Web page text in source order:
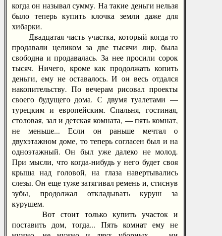
когда он называл сумму. На такие деньги нельзя
было теперь купить клочка земли даже для
хибарки.
Двадцатая часть участка, который когда-то
продавали целиком за две тысячи лир, была
свободна и продавалась. За нее просили сорок
тысяч. Ничего, кроме как продолжать копить
деньги, ему не оставалось. И он весь отдался
накопительству. По вечерам рисовал проекты
своего будущего дома. С двумя туалетами —
турецким и европейским. Спальня, гостиная,
столовая, зал и детская комната, — пять комнат,
не меньше... Если он раньше мечтал о
двухэтажном доме, то теперь согласен был и на
одноэтажный. Он был уже далеко не молод.
При мысли, что когда-нибудь у него будет своя
крыша над головой, на глаза навертывались
слезы. Он еще туже затягивал ремень и, стиснув
зубы, продолжал откладывать куруш за
курушем.
Вот стоит только купить участок и
поставить дом, тогда... Пять комнат ему не